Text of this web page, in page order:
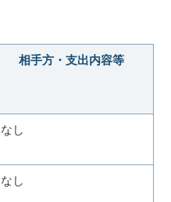
相手方・支出内容等
なし
なし